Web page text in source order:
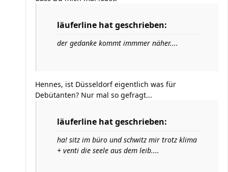
läuferline hat geschrieben:
der gedanke kommt immmer näher....
Hennes, ist Düsseldorf eigentlich was für
Debütanten? Nur mal so gefragt...
läuferline hat geschrieben:
ha! sitz im büro und schwitz mir trotz klima
+ venti die seele aus dem leib....